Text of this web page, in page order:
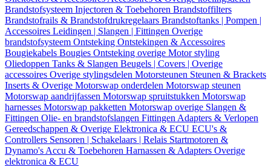
Brandstofsysteem Injectoren & Toebehoren Brandstoffilters
Brandstofrails & Brandstofdrukregelaars Brandstoftanks | Pompen |
Accessoires Leidingen | Slangen | Fittingen Overige
brandstofsysteem Ontsteking Ontstekingen & Accessoires
Bougiekabels Bougies Ontsteking overige Motor styling
Oliedoppen Tanks & Slangen Beugels | Covers | Overige
accessoires Overige stylingsdelen Motorsteunen Steunen & Brackets
Inserts & Overige Motorswap onderdelen Motorswap steunen
Motorswap aandrijfassen Motorswap spruitstukken Motorswap
harnesses Motorswap pakketten Motorswap overige Slangen &
Fittingen Olie- en brandstofslangen Fittingen Adapters & Verlopen
Gereedschappen & Overige Elektronica & ECU ECU's &
Controllers Sensoren | Schakelaars | Relais Startmotoren &
Dynamo's Accu & Toebehoren Harnassen & Adapters Overige
elektronica & ECU